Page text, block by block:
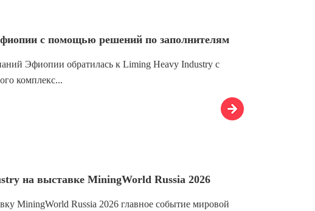
с помощью решений по заполнителям
Эфиопии обратилась к Liming Heavy Industry с
комплекс...
на выставке MiningWorld Russia 2026
MiningWorld Russia 2026 главное событие мировой